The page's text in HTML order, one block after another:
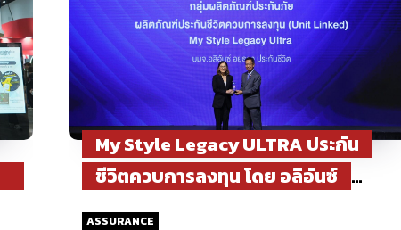
My Style Legacy ULTRA ประกัน
ชีวิตควบการลงทุน โดย อลิอันซ์
อยุธยา ประกันชีวิต รับรางวัล
ASSURANCE